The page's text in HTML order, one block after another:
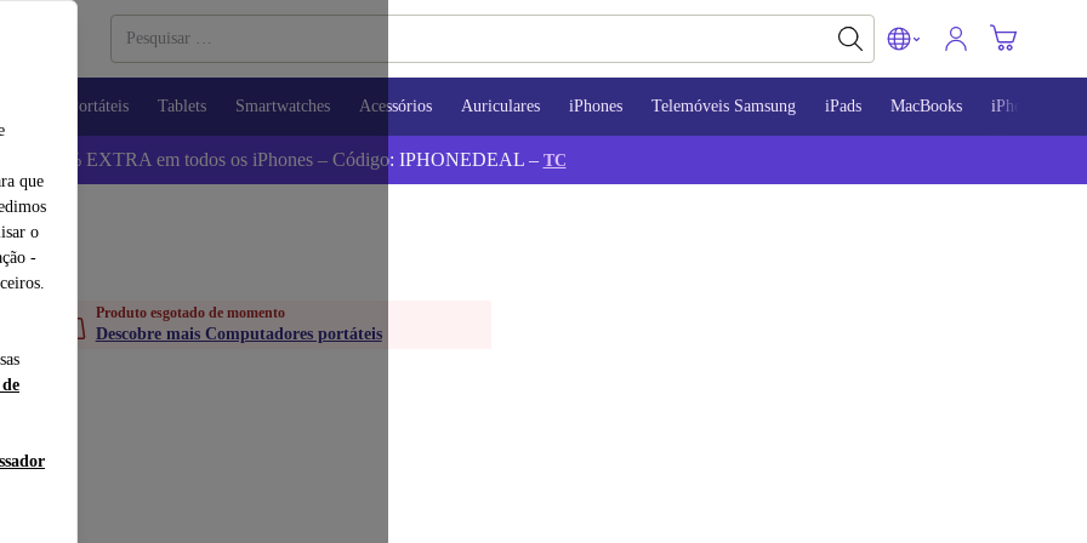
que
o
-
Portáteis Tablets Smartwatches Acessórios Auriculares iPhones Telemóveis Samsung iPads MacBooks iPhone 13
5% EXTRA em todos os iPhones – Código: IPHONEDEAL – TC
Produto esgotado de momento
Descobre mais Computadores portáteis